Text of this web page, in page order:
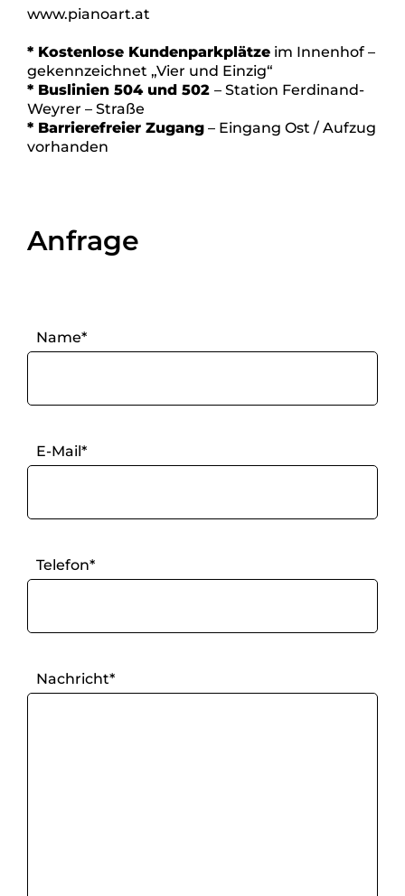
www.pianoart.at
* Kostenlose Kundenparkplätze im Innenhof –
gekennzeichnet „Vier und Einzig“
* Buslinien 504 und 502 – Station Ferdinand-
Weyrer – Straße
* Barrierefreier Zugang – Eingang Ost / Aufzug
vorhanden
Anfrage
Name*
E-Mail*
Telefon*
Fax
Nachricht*